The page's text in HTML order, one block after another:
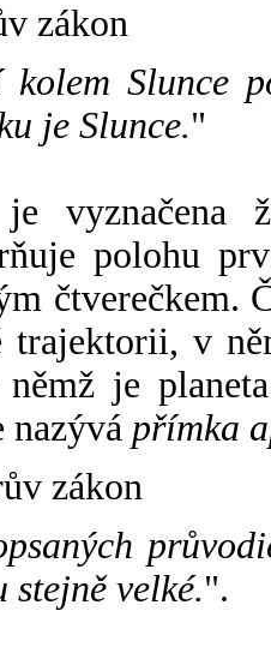
zákon
Slunce
je Slunce."
vyznačena
polohu
čtverečkem.
v
je
nazývá přímka
zákon
stejně velké.".